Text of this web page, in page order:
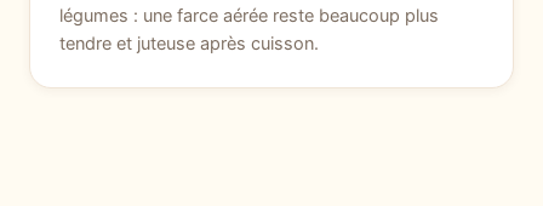
légumes : une farce aérée reste beaucoup plus
tendre et juteuse après cuisson.